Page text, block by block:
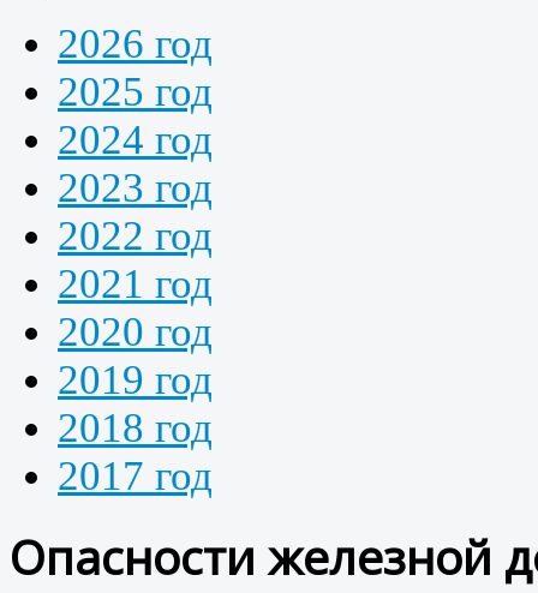
2026 год
2025 год
2024 год
2023 год
2022 год
2021 год
2020 год
2019 год
2018 год
2017 год
Опасности железной